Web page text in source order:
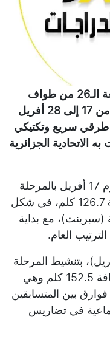
يخوض المتسابقون، منافسات الطبعة الـ26 من طواف
الجزائر للدراجات- 2026، المقررة من 17 إلى 28 أفريل
مسلك طرقي سريع وتكتيكي
به الاتحادية الجزائرية
وينطلق طواف الجزائر للدراجات يوم 17 أفريل بالمرحلة
الأولى ، وهران- وهران على مسافة 126.7 كلم، في شكل
(سبرينت)، مع بداية
العام.
الطواف يوما بعدها (18 أفريل)، بتنشيط المرحلة
الثانية، مابين وهران- تلمسان، لمسافة 152.5 كلم وهي
بين المتسابقين
في تضاريس